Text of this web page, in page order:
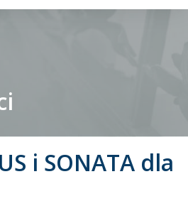
i SONATA dla